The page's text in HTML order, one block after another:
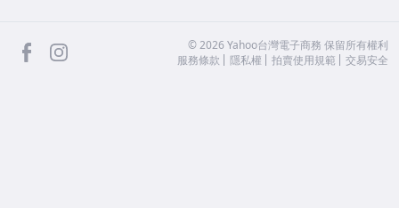
facebook ©2026 Yahoo台灣電子商務 保留所有權利
服務條款
隱私權 拍賣使用規範 交易安全